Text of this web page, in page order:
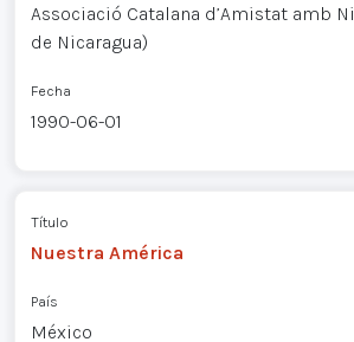
Associació Catalana d’Amistat amb
de Nicaragua)
Fecha
1990-06-01
Título
Nuestra América
País
México